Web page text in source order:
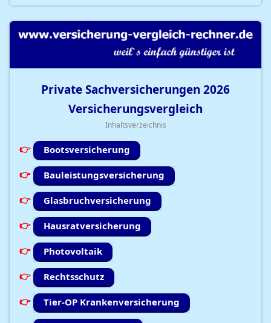
Private Sachversicherungen 2026
Versicherungsvergleich
Inhaltsverzeichnis
Bootsversicherung
Bauleistungsversicherung
Glasbruchversicherung
Hausratversicherung
Photovoltaik
Rechtsschutz
Tier-OP Krankenversicherung